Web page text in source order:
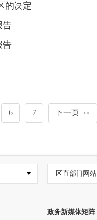
的决定
告
告
6 7 下一页 >>
区直部门网站
政务新媒体矩阵